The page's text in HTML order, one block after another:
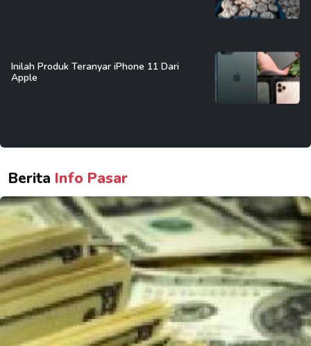
Inilah Produk Teranyar iPhone 11 Dari
Apple
Berita Info Pasar